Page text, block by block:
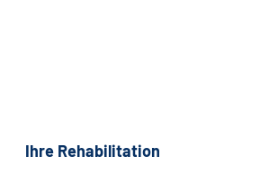
Ihre Rehabilitation